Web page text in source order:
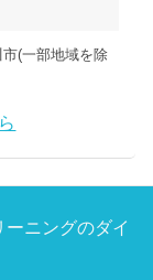
(一部地域を除
ニングのダイ